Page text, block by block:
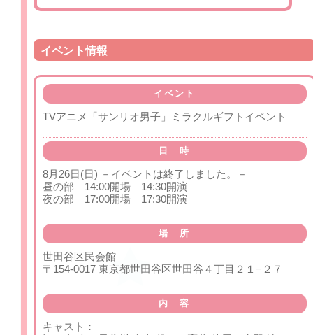
イベント情報
イベント
TVアニメ「サンリオ男子」ミラクルギフトイベント
日 時
8月26日(日) －イベントは終了しました。－
昼の部 14:00開場 14:30開演
夜の部 17:00開場 17:30開演
場 所
世田谷区民会館
〒154-0017 東京都世田谷区世田谷４丁目２１−２７
内 容
キャスト：